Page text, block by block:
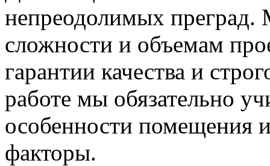
непреодолимых
сложности и объемам
гарантии качества и
работе мы обязательно
особенности помещения
факторы.